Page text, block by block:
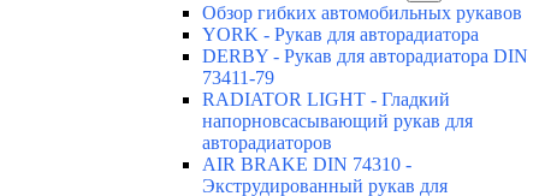
Обзор гибких автомобильных рукавов
YORK - Рукав для авторадиатора
DERBY - Рукав для авторадиатора DIN
73411-79
RADIATOR LIGHT - Гладкий
напорновсасывающий рукав для
авторадиаторов
AIR BRAKE DIN 74310 -
Экструдированный рукав для